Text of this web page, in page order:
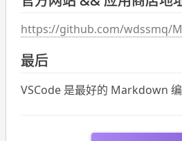
https://github.com/wdssmq/
最后
VSCode 是最好的 Markdown